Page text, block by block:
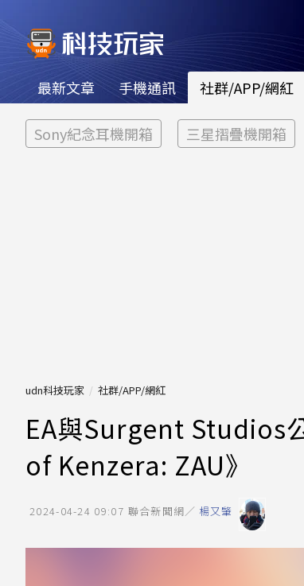
最新文章 手機通訊 社群/APP/網紅
Sony紀念耳機開箱 三星摺疊機開箱
udn科技玩家 社群/APP/網紅
EA與Surgent Studios
of Kenzera: ZAU》
2024-04-24 09:07 聯合新聞網／ 楊又肇